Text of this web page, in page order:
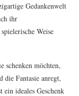
Gedankenwelt
ihr
Weise
schenken möchten,
die Fantasie anregt,
ein ideales Geschenk